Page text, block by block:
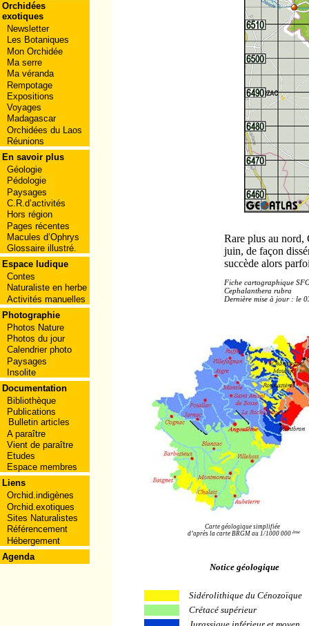
Orchidées
exotiques
Newsletter
Les Botaniques
Mon Orchidée
Ma serre
Ma véranda
Rempotage
Expositions
Voyages
Madagascar
Orchidées du Laos
Réunions
En savoir plus
Géologie
Pédologie
Paysages
C.R.d’activités
Hors région
Pages récentes
Macules d’Ophrys
Glossaire illustré.
Espace ludique
Contes
Naturaliste en herbe
Activités manuelles
Photographie
Photos Nature
Photos du jour
Calendrier photo
Paysages
Insolite
Documentation
Bibliothèque
Publications
Bulletin articles
A paraître
Vient de paraître
Etudes
Espace membres
Liens
Orchid.indigènes
Orchid.exotiques
Sites Naturalistes
Référencement
Hébergement
Agenda
Rare plus au nord,
juin, de façon
succède alors
Fiche cartographique
Cephalanthera rubra
Dernière mise à jour : le
Carte géologique simplifiée
d’après la carte BRGM au 1/1000 000 ème
Notice géologique
Sidérolithique du Cénozoïque
Crétacé supérieur